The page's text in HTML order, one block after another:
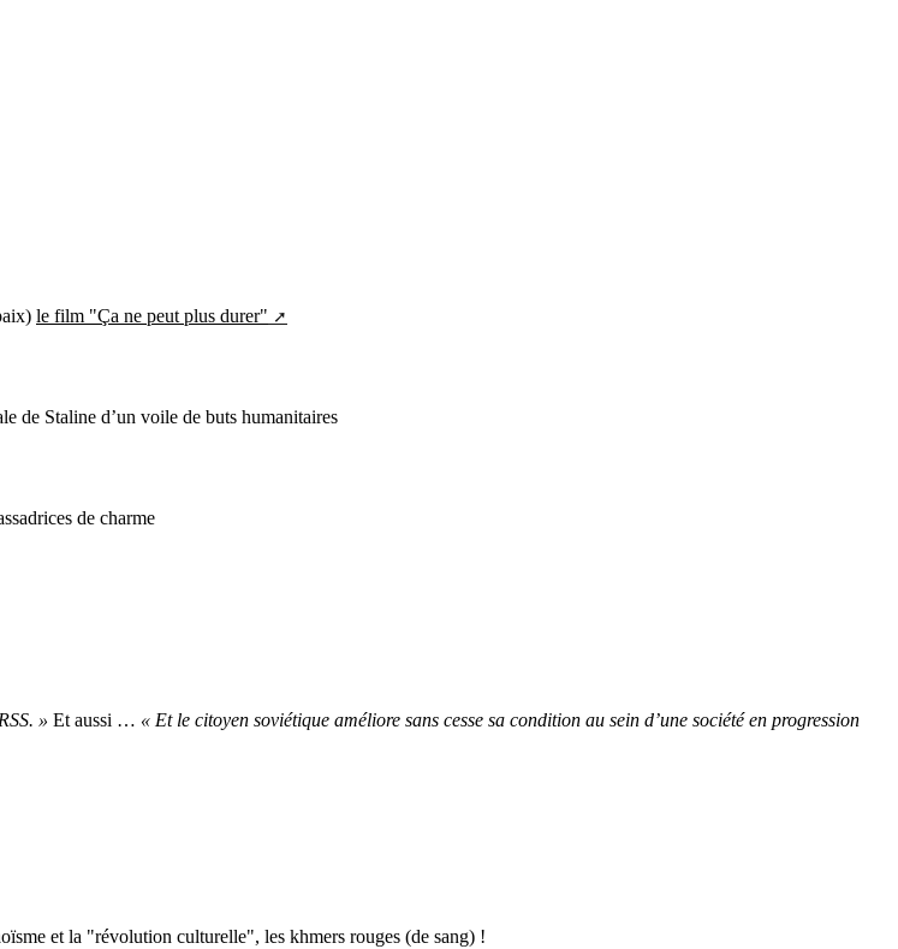
le film "Ça ne peut plus durer"
de Staline d’un voile de buts humanitaires
de charme
» Et aussi … « Et le citoyen soviétique améliore sans cesse sa condition au sein d’une société en progression
et la "révolution culturelle", les khmers rouges (de sang) !